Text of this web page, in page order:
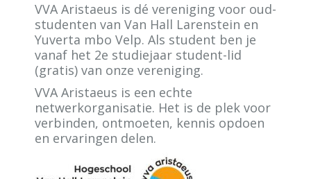
VVA Aristaeus is dé vereniging voor oud-
studenten van Van Hall Larenstein en
Yuverta mbo Velp. Als student ben je
vanaf het 2e studiejaar student-lid
(gratis) van onze vereniging.
VVA Aristaeus is een echte
netwerkorganisatie. Het is de plek voor
verbinden, ontmoeten, kennis opdoen
en ervaringen delen.